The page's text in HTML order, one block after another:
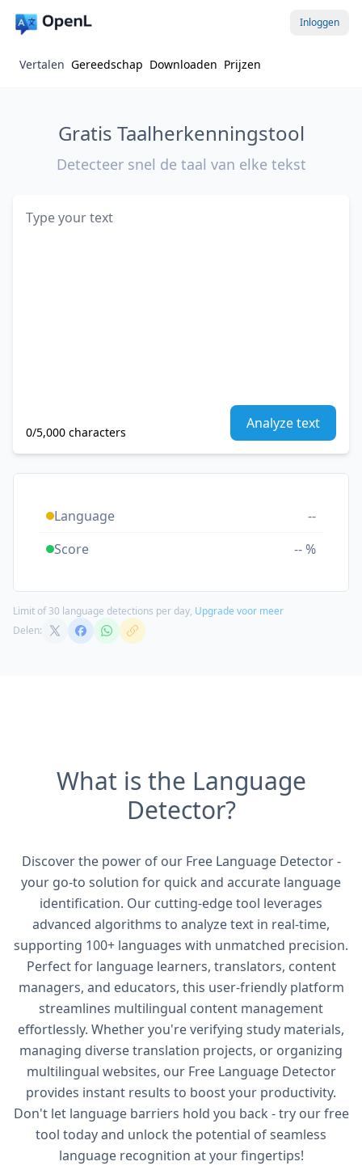
Inloggen
Vertalen Gereedschap Downloaden Prijzen
Gratis Taalherkenningstool
Detecteer snel de taal van elke tekst
0/5,000 characters
Analyze text
Language
--
Score
-- %
Limit of 30 language detections per day, Upgrade voor meer
Delen:
What is the Language
Detector?
Discover the power of our Free Language Detector -
your go-to solution for quick and accurate language
identification. Our cutting-edge tool leverages
advanced algorithms to analyze text in real-time,
supporting 100+ languages with unmatched precision.
Perfect for language learners, translators, content
managers, and educators, this user-friendly platform
streamlines multilingual content management
effortlessly. Whether you're verifying study materials,
managing diverse translation projects, or organizing
multilingual websites, our Free Language Detector
provides instant results to boost your productivity.
Don't let language barriers hold you back - try our free
tool today and unlock the potential of seamless
language recognition at your fingertips!